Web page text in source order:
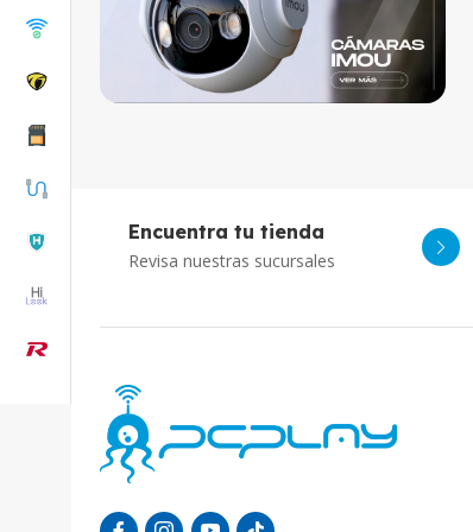
Encuentra tu tienda
Revisa nuestras sucursales